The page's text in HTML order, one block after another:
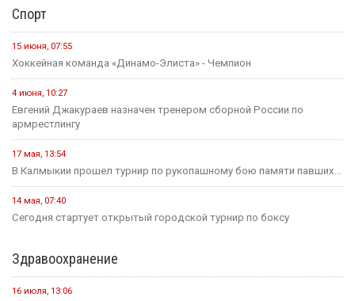
Спорт
15 июня, 07:55
Хоккейная команда «Динамо-Элиста» - Чемпион
4 июня, 10:27
Евгений Джакураев назначен тренером сборной России по
армрестлингу
17 мая, 13:54
В Калмыкии прошел турнир по рукопашному бою памяти павших...
14 мая, 07:40
Сегодня стартует открытый городской турнир по боксу
Здравоохранение
16 июля, 13:06